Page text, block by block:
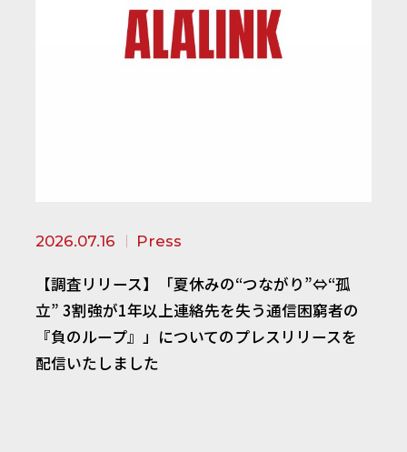
2026.07.16 Press
【調査リリース】「夏休みの“つながり”⇔“孤
立” 3割強が1年以上連絡先を失う通信困窮者の
『負のループ』」についてのプレスリリースを
配信いたしました